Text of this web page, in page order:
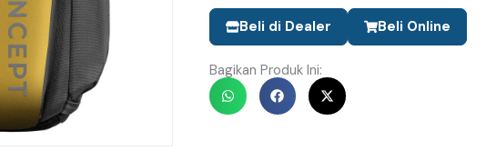
Beli di Dealer Beli Online
Bagikan Produk Ini: